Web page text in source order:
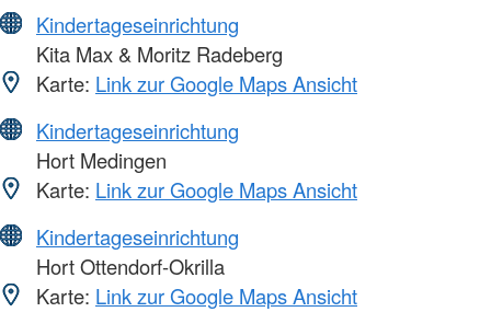
Kindertageseinrichtung
Kita Max & Moritz Radeberg
Karte: Link zur Google Maps Ansicht
Kindertageseinrichtung
Hort Medingen
Karte: Link zur Google Maps Ansicht
Kindertageseinrichtung
Hort Ottendorf-Okrilla
Karte: Link zur Google Maps Ansicht